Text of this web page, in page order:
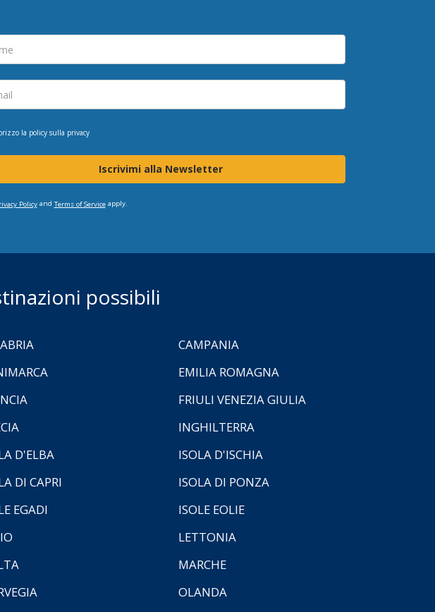
la policy sulla privacy
Iscrivimi alla Newsletter
Policyand Terms of Serviceapply.
possibili
CAMPANIA
EMILIA ROMAGNA
FRIULI VENEZIA GIULIA
INGHILTERRA
D'ELBA
ISOLA D'ISCHIA
DI CAPRI
ISOLA DI PONZA
EGADI
ISOLE EOLIE
LETTONIA
MARCHE
OLANDA